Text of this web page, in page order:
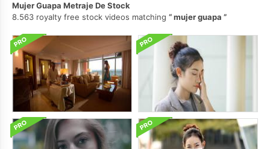
Mujer Guapa Metraje De Stock
8.563 royalty free stock videos matching
mujer guapa